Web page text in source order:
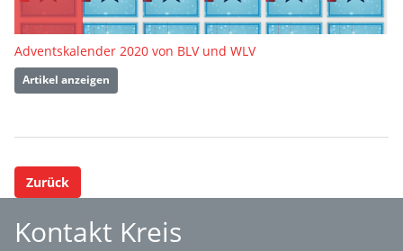
Adventskalender 2020 von BLV und WLV
Artikel anzeigen
Zurück
Kontakt Kreis